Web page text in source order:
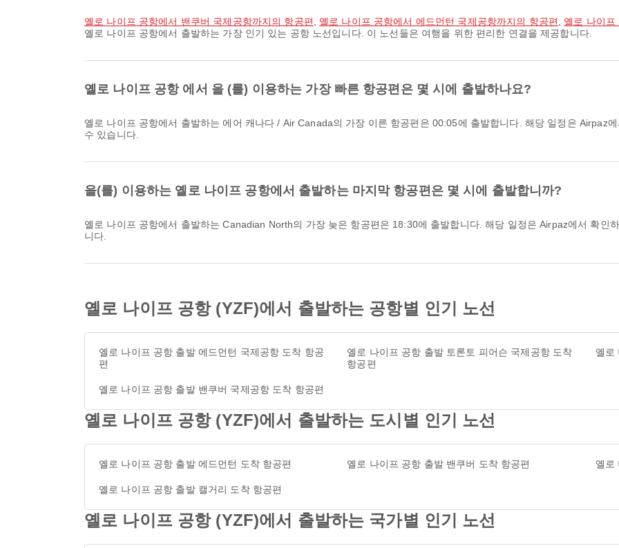
옐로 나이프 공항에서 밴쿠버 국제공항까지의 항공편 옐로 나이프 공항에서 에드먼턴 국제공항까지의 항공편 옐로 나이프
옐로 나이프 공항에서 출발하는 가장 인기 있는 공항 노선입니다. 이 노선들은 여행을 위한 편리한 연결을 제공합니다.
옐로 나이프 공항 에서 을 (를) 이용하는 가장 빠른 항공편은 몇 시에 출발하나요?
옐로 나이프 공항에서 출발하는 에어 캐나다 / Air Canada의 가장 이른 항공편은 00:05에 출발합니다. 해당 일정은 Airpaz에서 확인하고 다른 이용 가능한 항공편 옵션과 비교할
수 있습니다.
을(를) 이용하는 옐로 나이프 공항에서 출발하는 마지막 항공편은 몇 시에 출발합니까?
옐로 나이프 공항에서 출발하는 Canadian North의 가장 늦은 항공편은 18:30에 출발합니다. 해당 일정은 Airpaz에서 확인하고 다른 이용 가능한 항공편 옵션과 비교할 수 있습
니다.
옐로 나이프 공항 (YZF)에서 출발하는 공항별 인기 노선
옐로 나이프 공항 출발 에드먼턴 국제공항 도착 항공
편
옐로 나이프 공항 출발 토론토 피어슨 국제공항 도착
항공편
옐로
옐로 나이프 공항 출발 밴쿠버 국제공항 도착 항공편
옐로 나이프 공항 (YZF)에서 출발하는 도시별 인기 노선
옐로 나이프 공항 출발 에드먼턴 도착 항공편 옐로 나이프 공항 출발 밴쿠버 도착 항공편 옐로
옐로 나이프 공항 출발 캘거리 도착 항공편
옐로 나이프 공항 (YZF)에서 출발하는 국가별 인기 노선